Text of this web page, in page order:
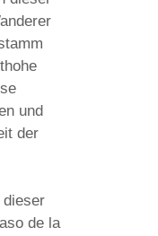
und
der
dieser
de la